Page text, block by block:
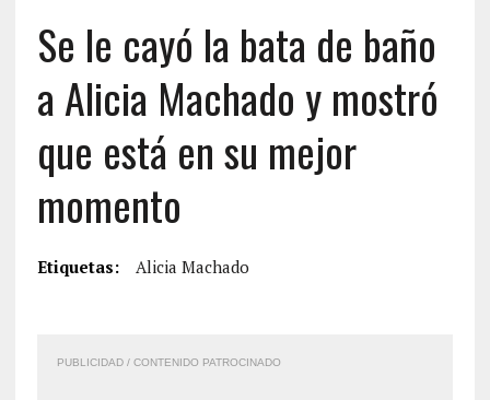
Se le cayó la bata de baño
a Alicia Machado y mostró
que está en su mejor
momento
Etiquetas: Alicia Machado
PUBLICIDAD / CONTENIDO PATROCINADO